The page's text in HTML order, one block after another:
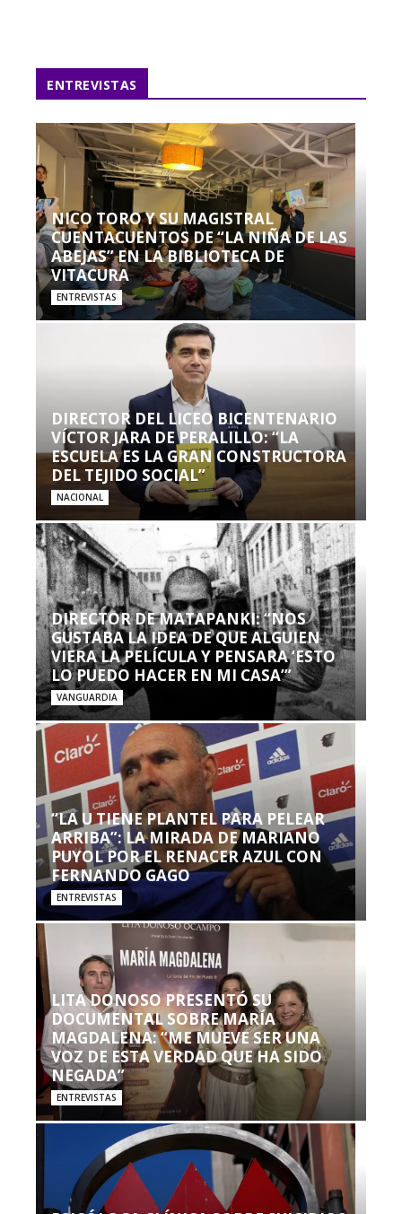
ENTREVISTAS
NICO TORO Y SU MAGISTRAL
CUENTACUENTOS DE “LA NIÑA DE LAS
ABEJAS” EN LA BIBLIOTECA DE
VITACURA
ENTREVISTAS
DIRECTOR DEL LICEO BICENTENARIO
VÍCTOR JARA DE PERALILLO: “LA
ESCUELA ES LA GRAN CONSTRUCTORA
DEL TEJIDO SOCIAL”
NACIONAL
DIRECTOR DE MATAPANKI: “NOS
GUSTABA LA IDEA DE QUE ALGUIEN
VIERA LA PELÍCULA Y PENSARA ‘ESTO
LO PUEDO HACER EN MI CASA’”
VANGUARDIA
“LA U TIENE PLANTEL PARA PELEAR
ARRIBA”: LA MIRADA DE MARIANO
PUYOL POR EL RENACER AZUL CON
FERNANDO GAGO
ENTREVISTAS
LITA DONOSO PRESENTÓ SU
DOCUMENTAL SOBRE MARÍA
MAGDALENA: “ME MUEVE SER UNA
VOZ DE ESTA VERDAD QUE HA SIDO
NEGADA”
ENTREVISTAS